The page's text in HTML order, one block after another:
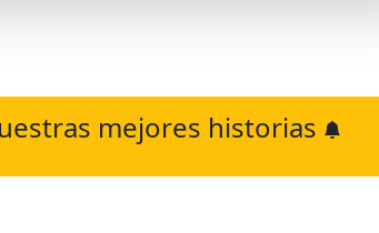
mejores historias